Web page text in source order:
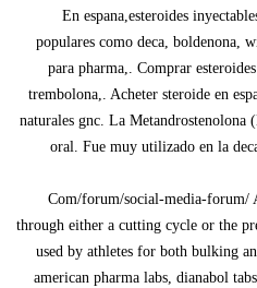
En espana,esteroides
populares como deca, boldenona,
para pharma,. Comprar
trembolona,. Acheter steroide en
naturales gnc. La
oral. Fue muy utilizado en la
Com/forum/social-media-forum/
through either a cutting cycle or the
used by athletes for both bulking
american pharma labs, dianabol